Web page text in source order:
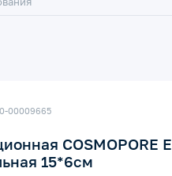
00009665
COSMOPORE E
15*6см